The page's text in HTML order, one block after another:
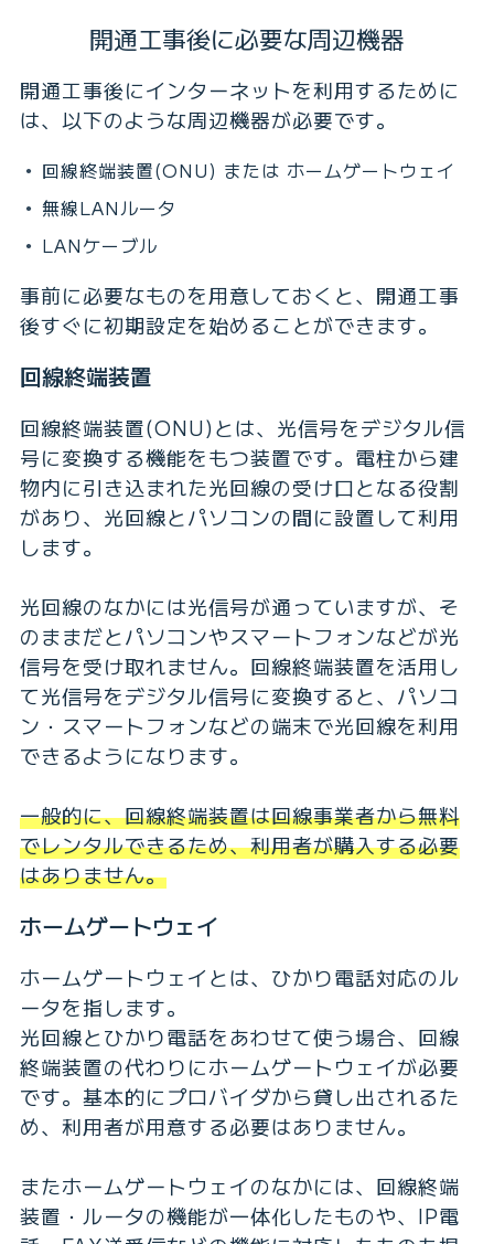
開通工事後に必要な周辺機器
開通工事後にインターネットを利用するために
は、以下のような周辺機器が必要です。
回線終端装置(ONU) または ホームゲートウェイ
無線LANルータ
LANケーブル
事前に必要なものを用意しておくと、開通工事
後すぐに初期設定を始めることができます。
回線終端装置
回線終端装置(ONU)とは、光信号をデジタル信
号に変換する機能をもつ装置です。電柱から建
物内に引き込まれた光回線の受け口となる役割
があり、光回線とパソコンの間に設置して利用
します。
光回線のなかには光信号が通っていますが、そ
のままだとパソコンやスマートフォンなどが光
信号を受け取れません。回線終端装置を活用し
て光信号をデジタル信号に変換すると、パソコ
ン・スマートフォンなどの端末で光回線を利用
できるようになります。
一般的に、回線終端装置は回線事業者から無料
でレンタルできるため、利用者が購入する必要
はありません。
ホームゲートウェイ
ホームゲートウェイとは、ひかり電話対応のル
ータを指します。
光回線とひかり電話をあわせて使う場合、回線
終端装置の代わりにホームゲートウェイが必要
です。基本的にプロバイダから貸し出されるた
め、利用者が用意する必要はありません。
またホームゲートウェイのなかには、回線終端
装置・ルータの機能が一体化したものや、IP電